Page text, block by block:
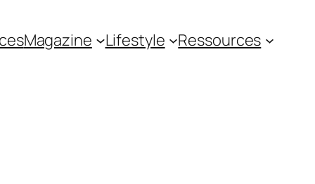
Magazine Lifestyle Ressources